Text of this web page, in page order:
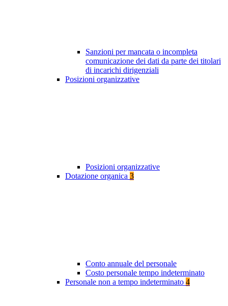
Sanzioni per mancata o incompleta
comunicazione dei dati da parte dei titolari
di incarichi dirigenziali
Posizioni organizzative
Posizioni organizzative
Dotazione organica 3
Conto annuale del personale
Costo personale tempo indeterminato
Personale non a tempo indeterminato 4